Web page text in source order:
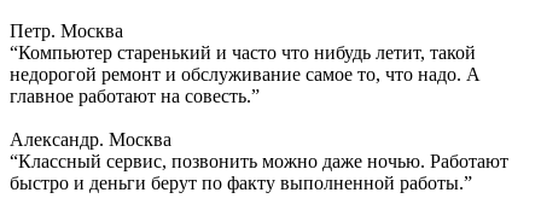
Петр. Москва
“Компьютер старенький и часто что нибудь летит, такой
недорогой ремонт и обслуживание самое то, что надо. А
главное работают на совесть.”
Александр. Москва
“Классный сервис, позвонить можно даже ночью. Работают
быстро и деньги берут по факту выполненной работы.”